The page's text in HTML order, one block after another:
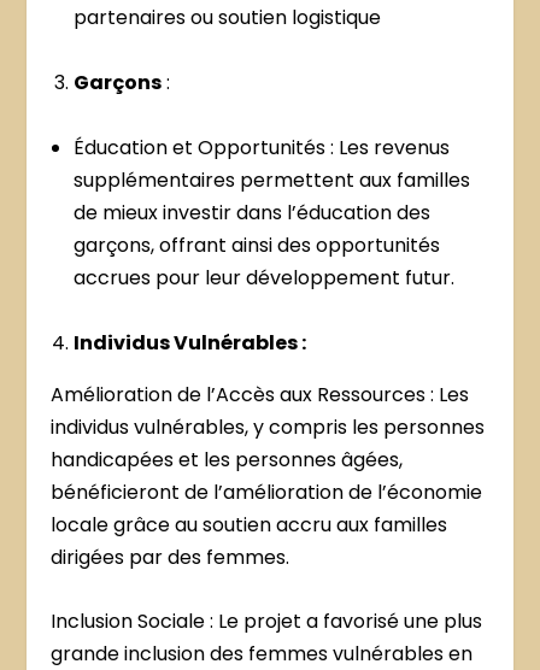
partenaires ou soutien logistique
Garçons:
Éducation et Opportunités : Les revenus
supplémentaires permettent aux familles
de mieux investir dans l’éducation des
garçons, offrant ainsi des opportunités
accrues pour leur développement futur.
Individus Vulnérables :
Amélioration de l’Accès aux Ressources : Les
individus vulnérables, y compris les personnes
handicapées et les personnes âgées,
bénéficieront de l’amélioration de l’économie
locale grâce au soutien accru aux familles
dirigées par des femmes.
Inclusion Sociale : Le projet a favorisé une plus
grande inclusion des femmes vulnérables en